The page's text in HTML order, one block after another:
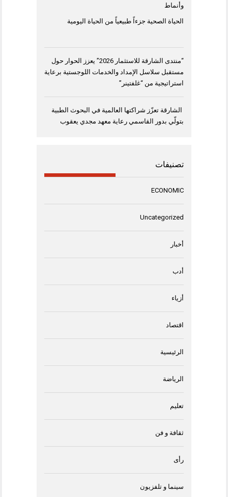
وأنماط
الحياة الصحية جزءاً طبيعياً من الحياة اليومية
“منتدى الشارقة للاستثمار 2026” يعزز الحوار حول
مستقبل سلاسل الإمداد والخدمات اللوجستية برعاية
استراتيجية من “غلفتينر”
الشارقة تعزّز شراكتها العالمية في البحوث الطبية
بتولّي بدور القاسمي رعاية معهد مجدي يعقوب
تصنيفات
ECONOMIC
Uncategorized
أخبار
أدب
أزياء
اقتصاد
الرئيسية
الرياضة
تعليم
ثقافة و فن
رأى
سينما و تلفزيون